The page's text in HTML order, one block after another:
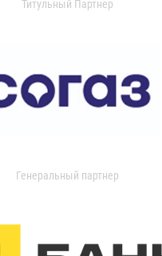
Титульный Партнер
Генеральный партнер